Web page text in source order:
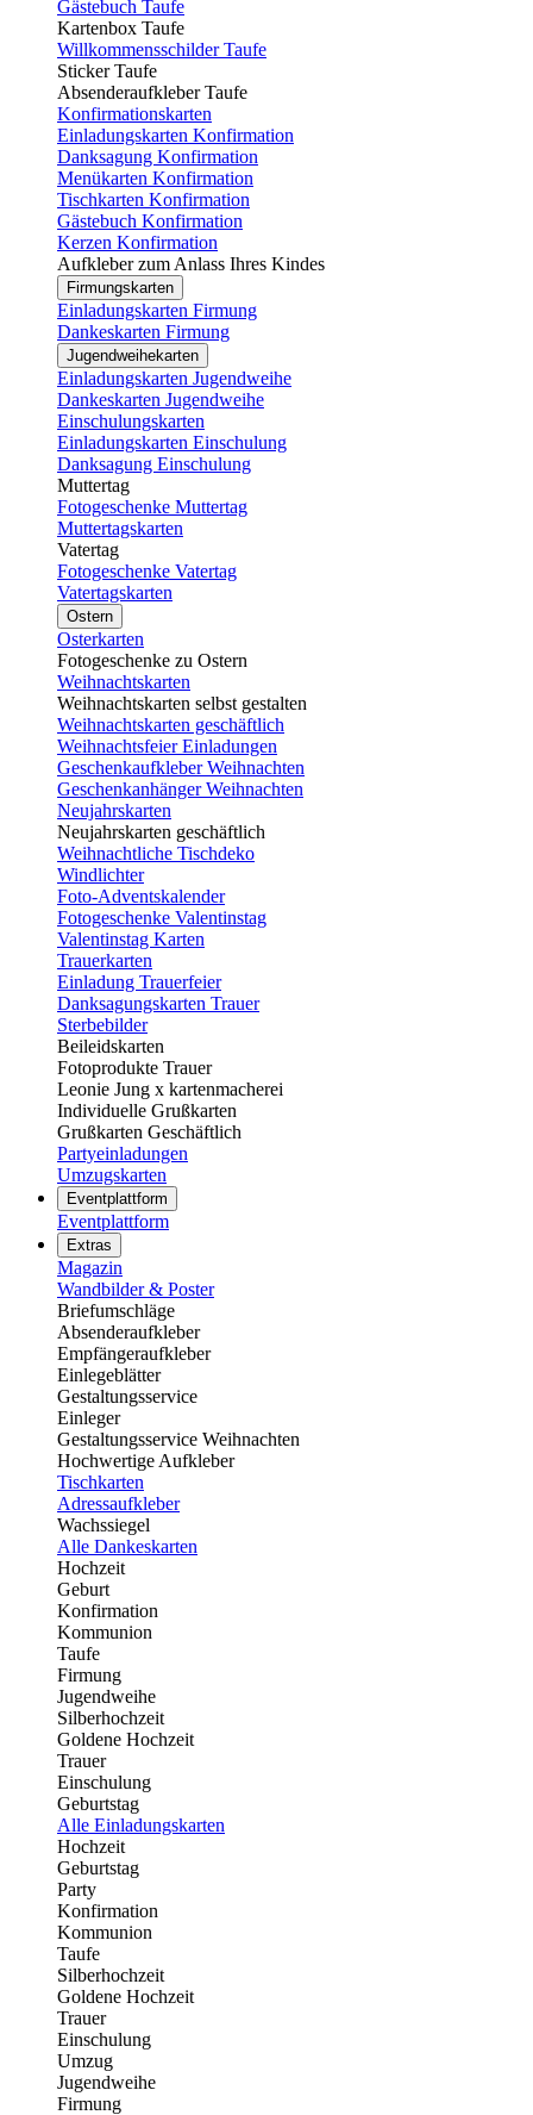
Gästebuch Taufe
Kartenbox Taufe
Willkommensschilder Taufe
Sticker Taufe
Absenderaufkleber Taufe
Konfirmationskarten
Einladungskarten Konfirmation
Danksagung Konfirmation
Menükarten Konfirmation
Tischkarten Konfirmation
Gästebuch Konfirmation
Kerzen Konfirmation
Aufkleber zum Anlass Ihres Kindes
Firmungskarten
Einladungskarten Firmung
Dankeskarten Firmung
Jugendweihekarten
Einladungskarten Jugendweihe
Dankeskarten Jugendweihe
Einschulungskarten
Einladungskarten Einschulung
Danksagung Einschulung
Muttertag
Fotogeschenke Muttertag
Muttertagskarten
Vatertag
Fotogeschenke Vatertag
Vatertagskarten
Ostern
Osterkarten
Fotogeschenke zu Ostern
Weihnachtskarten
Weihnachtskarten selbst gestalten
Weihnachtskarten geschäftlich
Weihnachtsfeier Einladungen
Geschenkaufkleber Weihnachten
Geschenkanhänger Weihnachten
Neujahrskarten
Neujahrskarten geschäftlich
Weihnachtliche Tischdeko
Windlichter
Foto-Adventskalender
Fotogeschenke Valentinstag
Valentinstag Karten
Trauerkarten
Einladung Trauerfeier
Danksagungskarten Trauer
Sterbebilder
Beileidskarten
Fotoprodukte Trauer
Leonie Jung x kartenmacherei
Individuelle Grußkarten
Grußkarten Geschäftlich
Partyeinladungen
Umzugskarten
Eventplattform
Eventplattform
Extras
Magazin
Wandbilder & Poster
Briefumschläge
Absenderaufkleber
Empfängeraufkleber
Einlegeblätter
Gestaltungsservice
Einleger
Gestaltungsservice Weihnachten
Hochwertige Aufkleber
Tischkarten
Adressaufkleber
Wachssiegel
Alle Dankeskarten
Hochzeit
Geburt
Konfirmation
Kommunion
Taufe
Firmung
Jugendweihe
Silberhochzeit
Goldene Hochzeit
Trauer
Einschulung
Geburtstag
Alle Einladungskarten
Hochzeit
Geburtstag
Party
Konfirmation
Kommunion
Taufe
Silberhochzeit
Goldene Hochzeit
Trauer
Einschulung
Umzug
Jugendweihe
Firmung